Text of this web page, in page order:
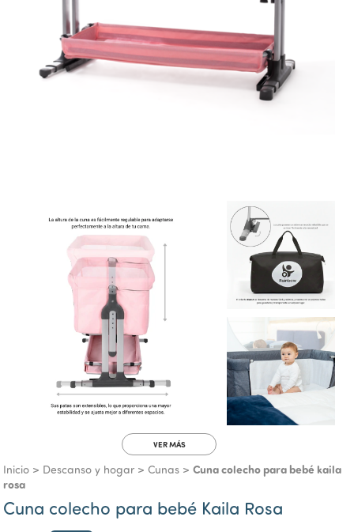
VER MÁS
Inicio > Descanso y hogar > Cunas > Cuna colecho para bebé kaila
rosa
Cuna colecho para bebé Kaila Rosa